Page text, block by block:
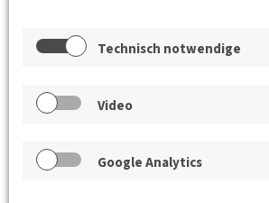
Technisch notwendige
Video
Google Analytics
Hamburg-Altona
Mobilitätskonzepte für einen
Stadtteil